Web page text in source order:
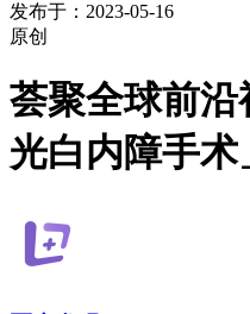
发布于：2023-05-16
原创
荟聚全球前
光白内障手